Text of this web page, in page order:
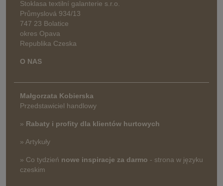
Stoklasa textilní galanterie s.r.o.
Průmyslová 934/13
747 23 Bolatice
okres Opava
Republika Czeska
O NAS
Małgorzata Kobierska
Przedstawiciel handlowy
» Rabaty i profity dla klientów hurtowych
» Artykuły
» Co tydzień nowe inspiracje za darmo - strona w języku
czeskim